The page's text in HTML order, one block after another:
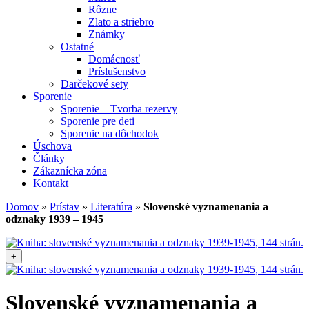
Rôzne
Zlato a striebro
Známky
Ostatné
Domácnosť
Príslušenstvo
Darčekové sety
Sporenie
Sporenie – Tvorba rezervy
Sporenie pre deti
Sporenie na dôchodok
Úschova
Články
Zákaznícka zóna
Kontakt
Domov » Prístav » Literatúra » Slovenské vyznamenania a
odznaky 1939 – 1945
+
Slovenské vyznamenania a